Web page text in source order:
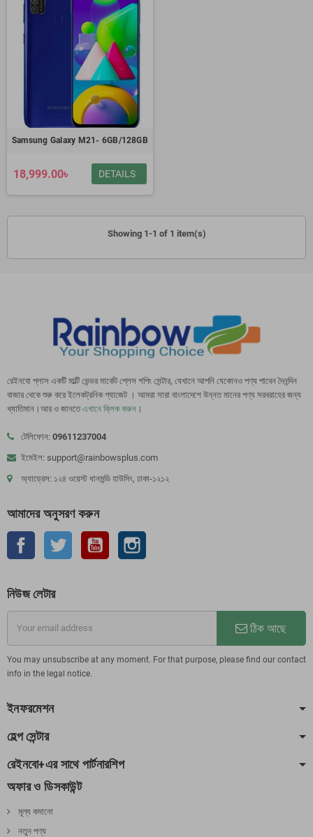
Samsung Galaxy M21- 6GB/128GB
18,999.00৳ DETAILS
Showing 1-1 of 1 item(s)
রেইনবো প্লাস একটি মাল্টি ভেন্ডর মার্কেট প্লেস শপিং সেন্টার, যেখানে আপনি যেকোনও পণ্য পাবেন দৈনন্দিন
বাজার থেকে শুরু করে ইলেকট্রনিক গ্যাজেট । আমরা সারা বাংলাদেশে উন্নত মানের পণ্য সরবরাহের জন্য
খ্যাতিমান।আর ও জানতেএখানে ক্লিক করুন ।
টেলিফোন: 09611237004
ইমেইল: support@rainbowsplus.com
অ্যাড্রেস: ১২৪ ওয়েস্ট ধানমন্ডি হাউসিং, ঢাকা-১২১২
আমাদের অনুসরণ করুন
ফেসবুক টুইটার ইউটিউব
নিউজ লেটার
ঠিক আছে
You may unsubscribe at any moment. For that purpose, please find our contact
info in the legal notice.
ইনফরমেশন
হেল্প সেন্টার
রেইনবো+এর সাথে পার্টনারশিপ
অফার ও ডিসকাউন্ট
মূল্য কমানো
নতুন পণ্য